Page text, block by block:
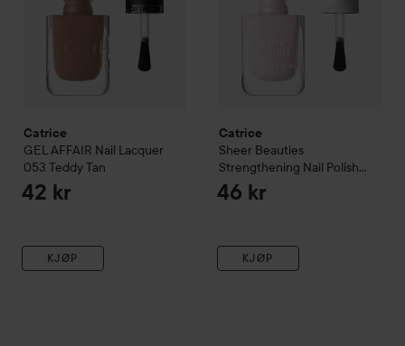
Catrice
GEL AFFAIR Nail Lacquer
053 Teddy Tan
42 kr
KJØP
Catrice
Sheer Beauties
Strengthening Nail Polish
040 Fluffy Cotton Candy
46 kr
KJØP